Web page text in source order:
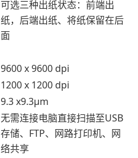
可选三种出纸状态：前端出
纸，后端出纸、将纸保留在后
面
9600 x 9600 dpi
1200 x 1200 dpi
9.3 x9.3μm
无需连接电脑直接扫描至USB
存储、FTP、网路打印机、网
络共享